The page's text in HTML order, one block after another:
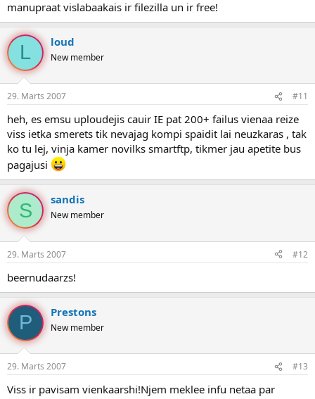
manupraat vislabaakais ir filezilla un ir free!
L loud
New member
29. Marts 2007 #11
heh, es emsu uploudejis cauir IE pat 200+ failus vienaa reize
viss ietka smerets tik nevajag kompi spaidit lai neuzkaras , tak
ko tu lej, vinja kamer novilks smartftp, tikmer jau apetite bus
pagajusi
S sandis
New member
29. Marts 2007 #12
beernudaarzs!
P Prestons
New member
29. Marts 2007 #13
Viss ir pavisam vienkaarshi!Njem meklee infu netaa par